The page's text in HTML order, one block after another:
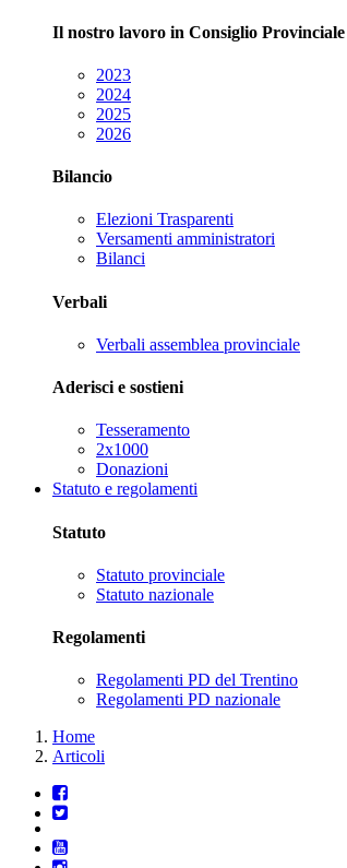
Il nostro lavoro in Consiglio Provinciale
2023
2024
2025
2026
Bilancio
Elezioni Trasparenti
Versamenti amministratori
Bilanci
Verbali
Verbali assemblea provinciale
Aderisci e sostieni
Tesseramento
2x1000
Donazioni
Statuto e regolamenti
Statuto
Statuto provinciale
Statuto nazionale
Regolamenti
Regolamenti PD del Trentino
Regolamenti PD nazionale
Home
Articoli